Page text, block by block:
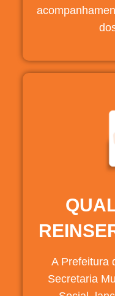
A Prefeitura
Secretaria